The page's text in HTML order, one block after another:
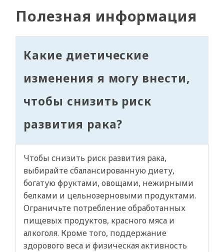
Полезная информация
Какие диетические
изменения я могу внести,
чтобы снизить риск
развития рака?
Чтобы снизить риск развития рака,
выбирайте сбалансированную диету,
богатую фруктами, овощами, нежирными
белками и цельнозерновыми продуктами.
Ограничьте потребление обработанных
пищевых продуктов, красного мяса и
алкоголя. Кроме того, поддержание
здорового веса и физическая активность